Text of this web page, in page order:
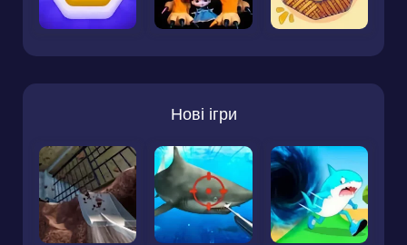
Нові ігри